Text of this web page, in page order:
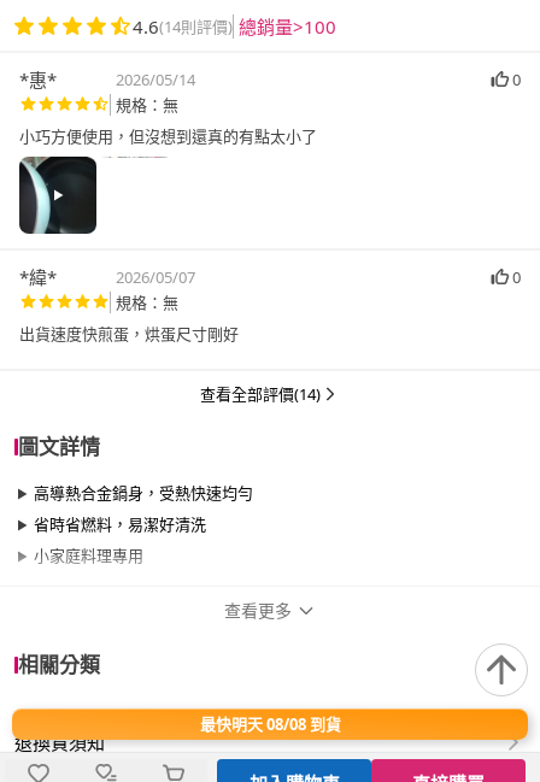
4.6(14則評價) 總銷量>100
*惠* 2026/05/14
0
規格：無
小巧方便使用，但沒想到還真的有點太小了
*緯* 2026/05/07
0
規格：無
出貨速度快煎蛋，烘蛋尺寸剛好
查看全部評價(14)
圖文詳情
高導熱合金鍋身，受熱快速均勻
省時省燃料，易潔好清洗
小家庭料理專用
品牌名稱
品牌系列 金鑽系列
查看更多
相關分類
退換貨須知
最快明天 08/08 到貨